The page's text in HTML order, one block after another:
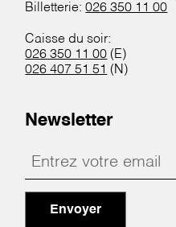
Billetterie:026 350 11 00
Caisse du soir:
026 350 11 00 (E)
026 407 51 51 (N)
Newsletter
Envoyer